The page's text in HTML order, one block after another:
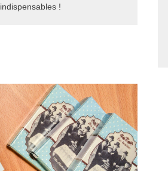
indispensables !